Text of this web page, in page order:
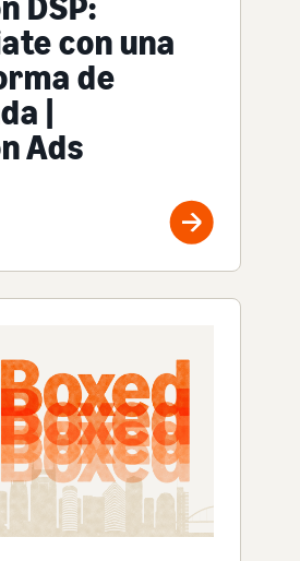
con una
de
|
Ads